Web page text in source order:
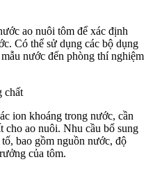
ao nuôi tôm để xác định
Có thể sử dụng các bộ dụng
nước đến phòng thí nghiệm
chất
ion khoáng trong nước, cần
cho ao nuôi. Nhu cầu bổ sung
bao gồm nguồn nước, độ
của tôm.